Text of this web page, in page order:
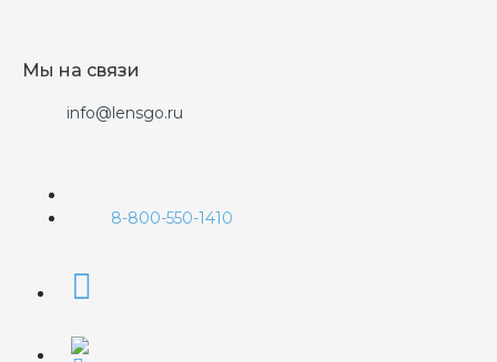
Мы на связи
info@lensgo.ru
8-800-550-1410